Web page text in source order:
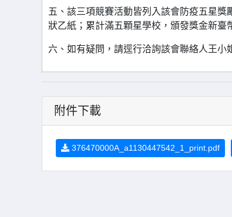
五、該三項競賽活動皆列入該會防疫五星
狀乙紙；累計滿五顆星學校，頒發獎金新臺
六、如有疑問，請逕行洽詢該會聯絡人王小
附件下載
376470000A_a1130447542_1_print.pdf